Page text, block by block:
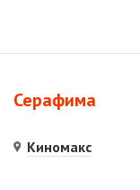
Серафима
Киномакс